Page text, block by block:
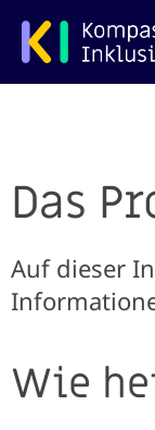
zum Hauptinhalt
Das
Auf dieser
Wie